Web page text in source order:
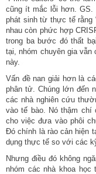
cũng ít mắc lỗi hơn. GS.
phát sinh từ thực tế rằng
nhau còn phức hợp
trong ba bước đó thất
tại, nhóm chuyên gia
này.
Vấn đề nan giải hơn là
phân tử. Chúng lớn đến
các nhà nghiên cứu
vào tế bào. Nó thậm chí
cho việc đưa vào phôi
Đó chính là rào cản hiện
dụng thực tế so với các
Nhưng điều đó không
nhóm các nhà khoa